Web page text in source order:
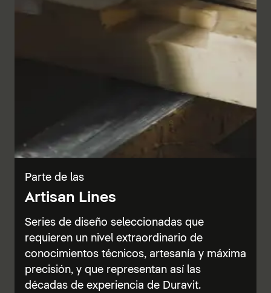
Parte de las
Artisan Lines
Series de diseño seleccionadas que
requieren un nivel extraordinario de
conocimientos técnicos, artesanía y máxima
precisión, y que representan así las
décadas de experiencia de Duravit.